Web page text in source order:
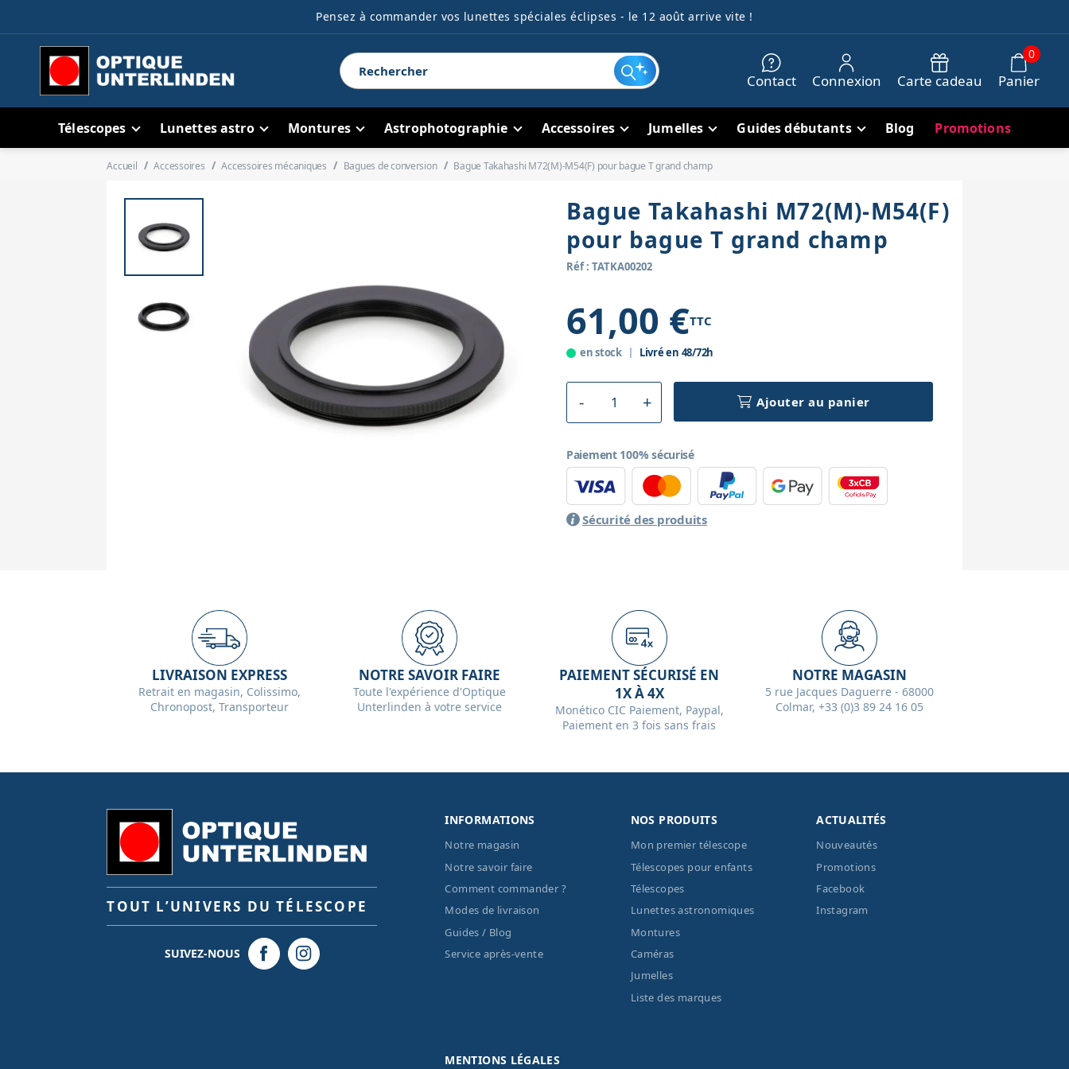
Pensez à commander vos lunettes spéciales éclipses - le 12 août arrive vite !
Contact Connexion Carte cadeau Panier
0
Télescopes Lunettes astro Montures Astrophotographie Accessoires Jumelles Guides débutants Blog Promotions
Accueil Accessoires Accessoires mécaniques Bagues de conversion Bague Takahashi M72(M)-M54(F) pour bague T grand champ
Bague Takahashi M72(M)-M54(F)
pour bague T grand champ
Réf : TATKA00202
61,00 €TTC
en stock Livré en 48/72h
Ajouter au panier
Paiement 100% sécurisé
Sécurité des produits
LIVRAISON EXPRESS
Retrait en magasin, Colissimo,
Chronopost, Transporteur
NOTRE SAVOIR FAIRE
Toute l'expérience d'Optique
Unterlinden à votre service
PAIEMENT SÉCURISÉ EN
1X À 4X
Monético CIC Paiement, Paypal,
Paiement en 3 fois sans frais
NOTRE MAGASIN
5 rue Jacques Daguerre - 68000
Colmar, +33 (0)3 89 24 16 05
TOUT L’UNIVERS DU TÉLESCOPE
SUIVEZ-NOUS
INFORMATIONS
Notre magasin
Notre savoir faire
Comment commander ?
Modes de livraison
Guides / Blog
Service après-vente
NOS PRODUITS
Mon premier télescope
Télescopes pour enfants
Télescopes
Lunettes astronomiques
Montures
Caméras
Jumelles
Liste des marques
ACTUALITÉS
Nouveautés
Promotions
Facebook
Instagram
MENTIONS LÉGALES